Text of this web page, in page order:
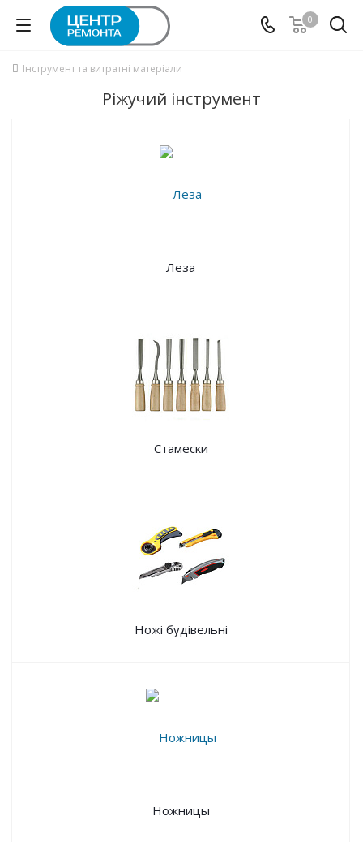
0
Інструмент та витратні матеріали
Ріжучий інструмент
Леза
Стамески
Ножі будівельні
Ножницы